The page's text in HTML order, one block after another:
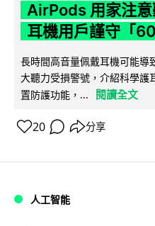
AirPods 用家注
耳機用戶謹守「
長時間高音量佩戴耳機可能導
大聽力受損警號，介紹科學
置防護功能，...
閱讀全文
20 分享
人工智能